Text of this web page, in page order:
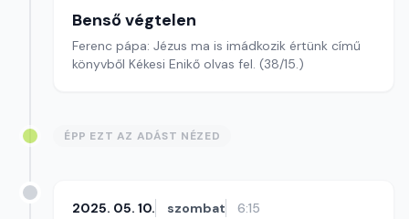
Benső végtelen
Ferenc pápa: Jézus ma is imádkozik értünk című
könyvből Kékesi Enikő olvas fel. (38/15.)
ÉPP EZT AZ ADÁST NÉZED
2025. 05. 10. szombat 6:15